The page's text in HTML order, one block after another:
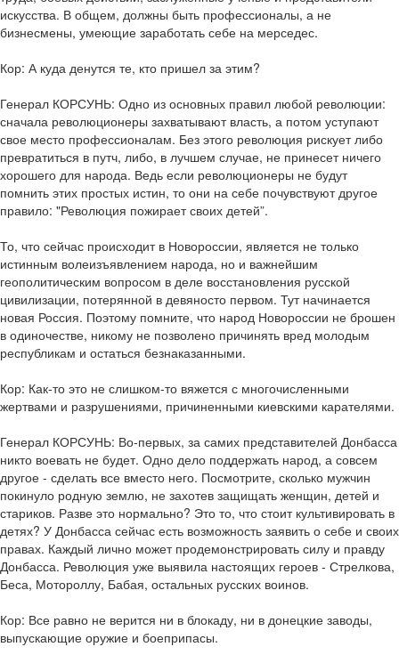
искусства. В общем, должны быть профессионалы, а не
бизнесмены, умеющие заработать себе на мерседес.
Кор: А куда денутся те, кто пришел за этим?
Генерал КОРСУНЬ: Одно из основных правил любой революции:
сначала революционеры захватывают власть, а потом уступают
свое место профессионалам. Без этого революция рискует либо
превратиться в путч, либо, в лучшем случае, не принесет ничего
хорошего для народа. Ведь если революционеры не будут
помнить этих простых истин, то они на себе почувствуют другое
правило: "Революция пожирает своих детей”.
То, что сейчас происходит в Новороссии, является не только
истинным волеизъявлением народа, но и важнейшим
геополитическим вопросом в деле восстановления русской
цивилизации, потерянной в девяносто первом. Тут начинается
новая Россия. Поэтому помните, что народ Новороссии не брошен
в одиночестве, никому не позволено причинять вред молодым
республикам и остаться безнаказанными.
Кор: Как-то это не слишком-то вяжется с многочисленными
жертвами и разрушениями, причиненными киевскими карателями.
Генерал КОРСУНЬ: Во-первых, за самих представителей Донбасса
никто воевать не будет. Одно дело поддержать народ, а совсем
другое - сделать все вместо него. Посмотрите, сколько мужчин
покинуло родную землю, не захотев защищать женщин, детей и
стариков. Разве это нормально? Это то, что стоит культивировать в
детях? У Донбасса сейчас есть возможность заявить о себе и своих
правах. Каждый лично может продемонстрировать силу и правду
Донбасса. Революция уже выявила настоящих героев - Стрелкова,
Беса, Мотороллу, Бабая, остальных русских воинов.
Кор: Все равно не верится ни в блокаду, ни в донецкие заводы,
выпускающие оружие и боеприпасы.